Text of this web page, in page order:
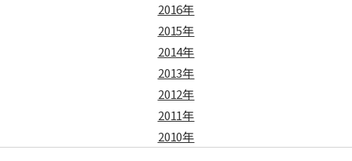
2016年
2015年
2014年
2013年
2012年
2011年
2010年